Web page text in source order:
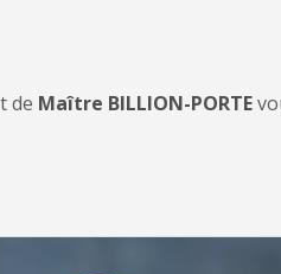
de Maître BILLION-PORTE